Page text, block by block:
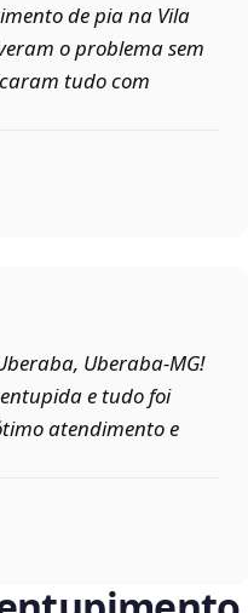
de pia na Vila
o problema sem
tudo com
Uberaba‑MG!
e tudo foi
atendimento e